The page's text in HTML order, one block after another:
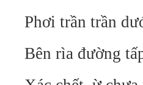
Phơi trần trần
Bên rìa đường